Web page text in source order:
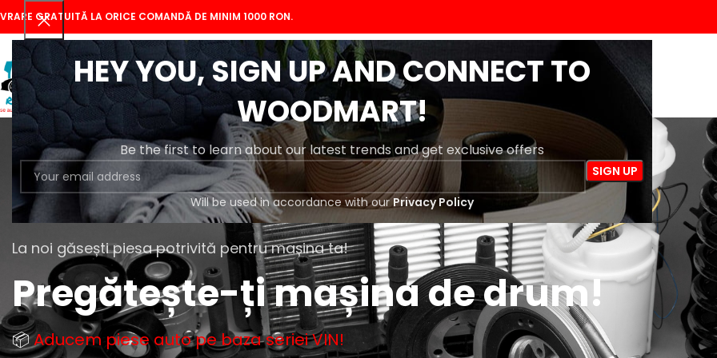
HEY YOU, SIGN UP AND CONNECT TO
WOODMART!
Be the first to learn about our latest trends and get exclusive offers
Will be used in accordance with ourPrivacy Policy
GRATUITĂ LA ORICE COMANDĂ DE MINIM 1000 RON.
ACASĂMAGAZIN BLOGDESPRE NOI CONTACT
La noi găsești piesa potrivită pentru mașina ta!
Pregătește-ți mașina de drum!
📦Aducem piese auto pe baza seriei VIN!